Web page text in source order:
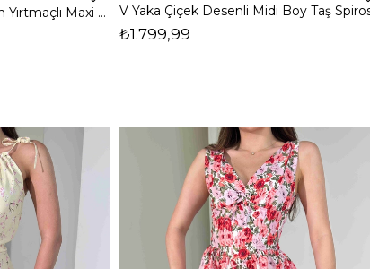
İnce Askılı Desenli Yandan Yırtmaçlı Maxi Boy Madonna Kadın Elbise 26Y426
₺1.799,99